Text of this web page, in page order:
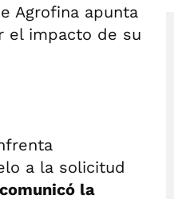
Agrofina apunta
el impacto de su
a la solicitud
comunicó la